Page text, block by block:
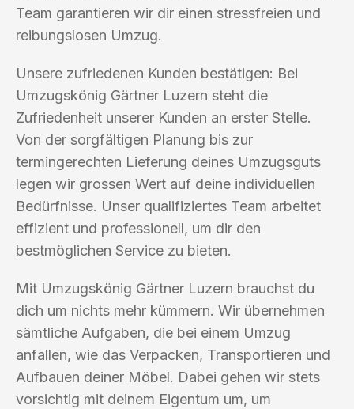
Team garantieren wir dir einen stressfreien und
reibungslosen Umzug.
Unsere zufriedenen Kunden bestätigen: Bei
Umzugskönig Gärtner Luzern steht die
Zufriedenheit unserer Kunden an erster Stelle.
Von der sorgfältigen Planung bis zur
termingerechten Lieferung deines Umzugsguts
legen wir grossen Wert auf deine individuellen
Bedürfnisse. Unser qualifiziertes Team arbeitet
effizient und professionell, um dir den
bestmöglichen Service zu bieten.
Mit Umzugskönig Gärtner Luzern brauchst du
dich um nichts mehr kümmern. Wir übernehmen
sämtliche Aufgaben, die bei einem Umzug
anfallen, wie das Verpacken, Transportieren und
Aufbauen deiner Möbel. Dabei gehen wir stets
vorsichtig mit deinem Eigentum um, um